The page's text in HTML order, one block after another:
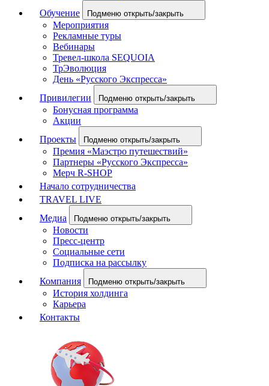
Обучение
Подменю открыть/закрыть
Мероприятия
Рекламные туры
Вебинары
Тревел-школа SEQUOIA
ТрЭволюция
День «Русского Экспресса»
Привилегии
Подменю открыть/закрыть
Бонусная программа
Акции
Проекты
Подменю открыть/закрыть
Премия «Маэстро путешествий»
Партнеры «Русского Экспресса»
Мерч R-SHOP
Начало сотрудничества
TRAVEL LIVE
Медиа
Подменю открыть/закрыть
Новости
Пресс-центр
Социальные сети
Подписка на рассылку
Компания
Подменю открыть/закрыть
История холдинга
Карьера
Контакты